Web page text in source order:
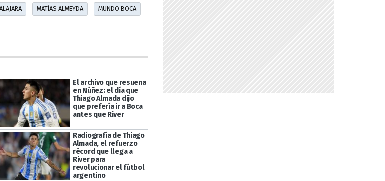
MATÍAS ALMEYDA MUNDO BOCA
El archivo que resuena
en Núñez: el día que
Thiago Almada dijo
que prefería ir a Boca
antes que River
Radiografía de Thiago
Almada, el refuerzo
récord que llega a
River para
revolucionar el fútbol
argentino